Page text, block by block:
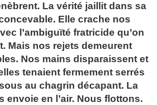
La vérité jaillit dans sa
Elle crache nos
l’ambiguïté fratricide qu’on
Mais nos rejets demeurent
Nos mains disparaissent et
tenaient fermement serrés
au chagrin décapant. La
envoie en l’air. Nous flottons.